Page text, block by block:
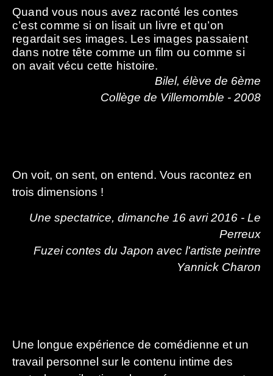
Quand vous nous avez raconté les contes
c’est comme si on lisait un livre et qu’on
regardait ses images. Les images passaient
dans notre tête comme un film ou comme si
on avait vécu cette histoire.
Bilel, élève de 6ème
Collège de Villemomble - 2008
On voit, on sent, on entend. Vous racontez en
trois dimensions !
Une spectatrice, dimanche 16 avri 2016 - Le
Perreux
Fuzei contes du Japon avec l'artiste peintre
Yannick Charon
Une longue expérience de comédienne et un
travail personnel sur le contenu intime des